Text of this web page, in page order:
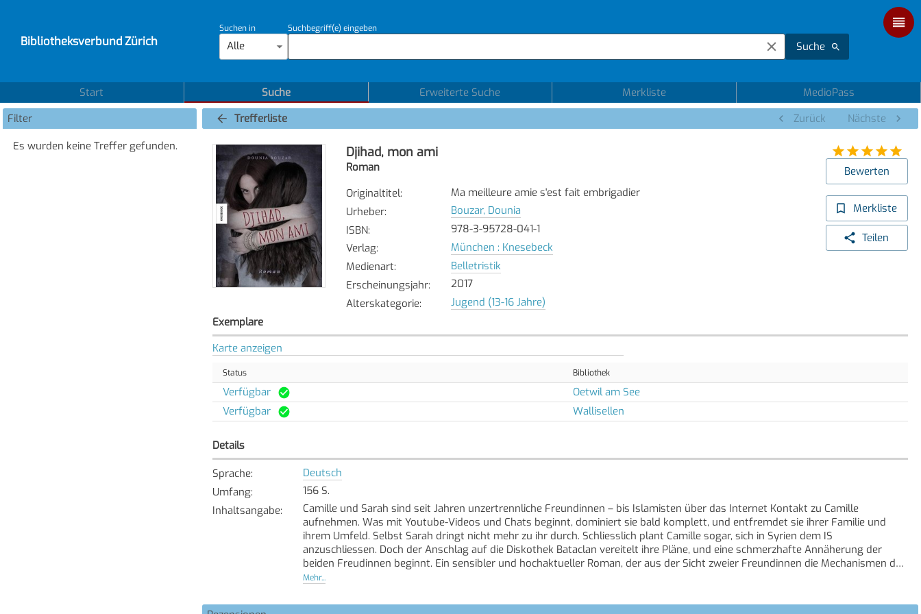
Bibliotheksverbund Zürich
Suchen in
Alle
Suchbegriff(e) eingeben
Suche
Start Suche Erweiterte Suche Merkliste
MedioPass
Filter
Es wurden keine Treffer gefunden.
Trefferliste Zurück Nächste
Djihad, mon ami
Roman
Originaltitel:
Ma meilleure amie s'est fait embrigadier
Urheber:
Bouzar, Dounia
ISBN:
978-3-95728-041-1
Verlag:
München : Knesebeck
Medienart:
Belletristik
Erscheinungsjahr:
2017
Alterskategorie: Jugend (13-16 Jahre)
Bewerten
Merkliste
Teilen
Exemplare
Karte anzeigen
Status Bibliothek
Verfügbar
Oetwil am See
Verfügbar
Wallisellen
Details
Sprache:
Deutsch
Umfang:
156 S.
Inhaltsangabe:
Camille und Sarah sind seit Jahren unzertrennliche Freundinnen – bis Islamisten über das Internet Kontakt zu Camille
aufnehmen. Was mit Youtube-Videos und Chats beginnt, dominiert sie bald komplett, und entfremdet sie ihrer Familie und
ihrem Umfeld. Selbst Sarah dringt nicht mehr zu ihr durch. Schliesslich plant Camille sogar, sich in Syrien dem IS
anzuschliessen. Doch der Anschlag auf die Diskothek Bataclan vereitelt ihre Pläne, und eine schmerzhafte Annäherung der
beiden Freudinnen beginnt. Ein sensibler und hochaktueller Roman, der aus der Sicht zweier Freundinnen die Mechanismen der
Radikalisierung beschreibt.
Mehr...